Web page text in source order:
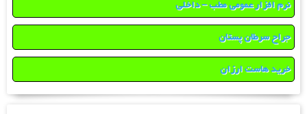
نرم افزار عمومی مطب – داخلی
جراح سرطان پستان
خرید هاست ارزان